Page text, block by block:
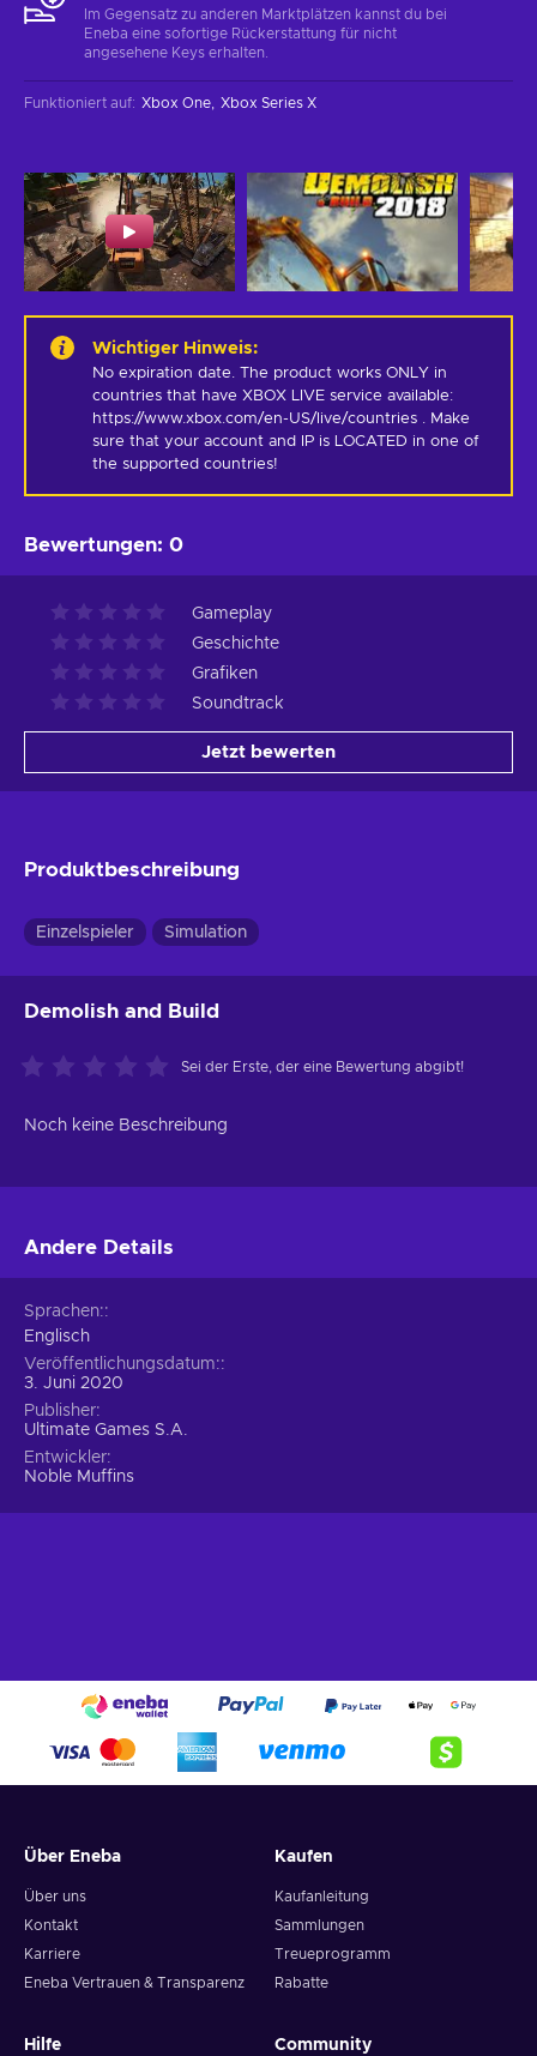
Im Gegensatz zu anderen Marktplätzen kannst du bei
Eneba eine sofortige Rückerstattung für nicht
angesehene Keys erhalten.
Funktioniert auf: Xbox One Xbox Series X
Wichtiger Hinweis:
No expiration date. The product works ONLY in
countries that have XBOX LIVE service available:
https://www.xbox.com/en-US/live/countries . Make
sure that your account and IP is LOCATED in one of
the supported countries!
Bewertungen: 0
Gameplay
Geschichte
Grafiken
Soundtrack
Jetzt bewerten
Produktbeschreibung
Einzelspieler Simulation
Demolish and Build
Sei der Erste, der eine Bewertung abgibt!
Noch keine Beschreibung
Andere Details
Sprachen:
Englisch
Veröffentlichungsdatum:
3. Juni 2020
Publisher
Ultimate Games S.A.
Entwickler
Noble Muffins
Über Eneba
Über uns
Kontakt
Karriere
Eneba Vertrauen & Transparenz
Kaufen
Kaufanleitung
Sammlungen
Treueprogramm
Rabatte
Hilfe Community